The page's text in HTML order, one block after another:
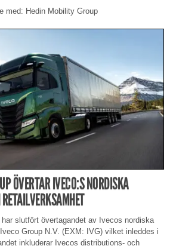
med: Hedin Mobility Group
ÖVERTAR IVECO:S NORDISKA
slutfört övertagandet av Ivecos nordiska
Group N.V. (EXM: IVG) vilket inleddes i
inkluderar Ivecos distributions- och